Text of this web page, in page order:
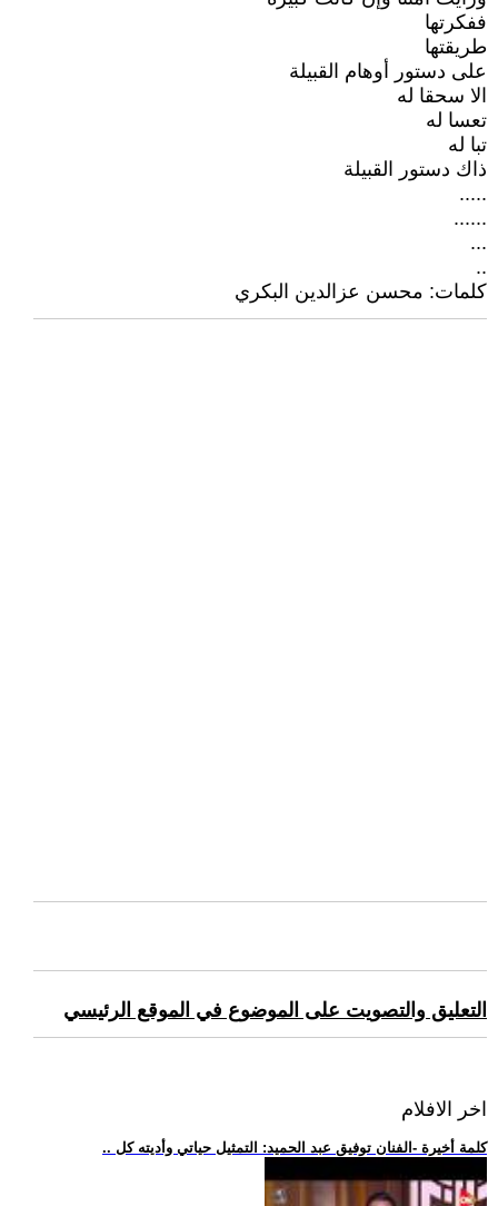
ففكرتها
طريقتها
على دستور أوهام القبيلة
الا سحقا له
تعسا له
تبا له
ذاك دستور القبيلة
.....
......
...
..
كلمات: محسن عزالدين البكري
التعليق والتصويت على الموضوع في الموقع الرئيسي
اخر الافلام
.. كلمة أخيرة -الفنان توفيق عبد الحميد: التمثيل حياتي وأديته كل